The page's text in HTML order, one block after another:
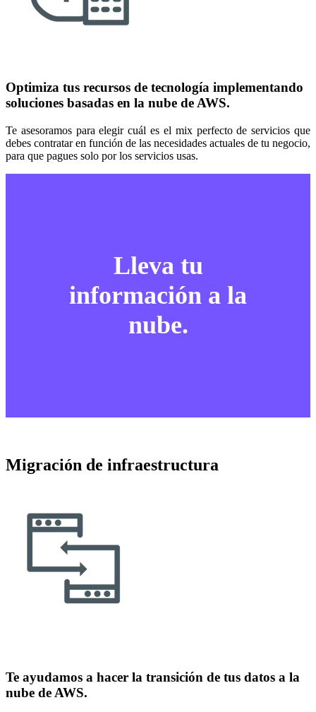
Optimiza tus recursos de tecnología implementando
soluciones basadas en la nube de AWS.
Te asesoramos para elegir cuál es el mix perfecto de servicios que
debes contratar en función de las necesidades actuales de tu negocio,
para que pagues solo por los servicios usas.
Lleva tu
información a la
nube.
Migración de infraestructura
Te ayudamos a hacer la transición de tus datos a la
nube de AWS.